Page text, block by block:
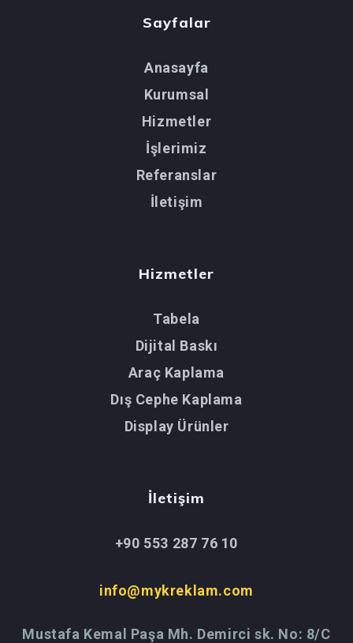
Sayfalar
Anasayfa
Kurumsal
Hizmetler
İşlerimiz
Referanslar
İletişim
Hizmetler
Tabela
Dijital Baskı
Araç Kaplama
Dış Cephe Kaplama
Display Ürünler
İletişim
+90 553 287 76 10
info@mykreklam.com
Mustafa Kemal Paşa Mh. Demirci sk. No: 8/C